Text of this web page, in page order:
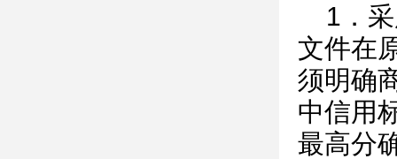
1．
文件在
须明确
中信用
最高分